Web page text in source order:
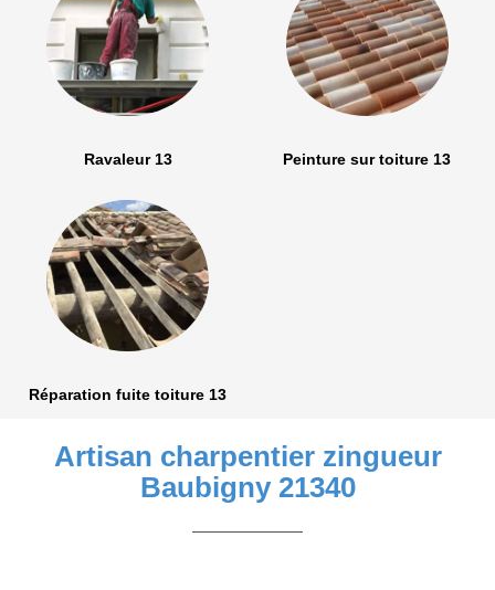
Ravaleur 13 Peinture sur toiture 13
Réparation fuite toiture 13
Artisan charpentier zingueur
Baubigny 21340